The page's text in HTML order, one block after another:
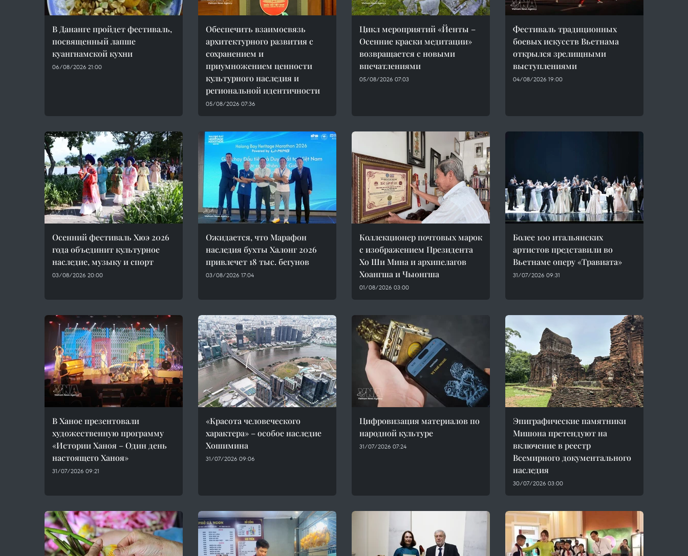
В Дананге пройдет фестиваль,
посвященный лапше
куангнамской кухни
06/08/2026 21:00
Обеспечить взаимосвязь
архитектурного развития с
сохранением и
приумножением ценности
культурного наследия и
региональной идентичности
05/08/2026 07:36
Цикл мероприятий «Йенты –
Осенние краски медитации»
возвращается с новыми
впечатлениями
05/08/2026 07:03
Фестиваль традиционных
боевых искусств Вьетнама
открылся зрелищными
выступлениями
04/08/2026 19:00
Осенний фестиваль Хюэ 2026
года объединит культурное
наследие, музыку и спорт
03/08/2026 20:00
Ожидается, что Марафон
наследия бухты Халонг 2026
привлечет 18 тыс. бегунов
03/08/2026 17:04
Коллекционер почтовых марок
с изображением Президента
Хо Ши Мина и архипелагов
Хоангша и Чыонгша
01/08/2026 03:00
Более 100 итальянских
артистов представили во
Вьетнаме оперу «Травиата»
31/07/2026 09:31
В Ханое презентовали
художественную программу
«Истории Ханоя – Один день
настоящего Ханоя»
31/07/2026 09:21
«Красота человеческого
характера» – особое наследие
Хошимина
31/07/2026 09:06
Цифровизация материалов по
народной культуре
31/07/2026 07:24
Эпиграфические памятники
Мишона претендуют на
включение в реестр
Всемирного документального
наследия
30/07/2026 03:00